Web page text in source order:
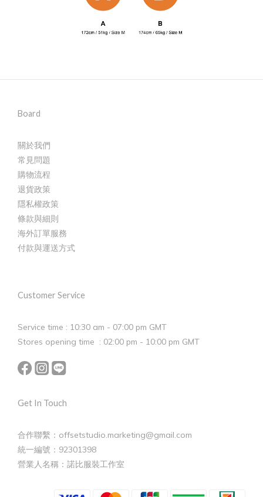
Board
關於我們
常見問題
購物流程
退貨政策
隱私權政策
條款與細則
海外訂單服務
付款與運送方式
Customer Service
Service time : 10:30 am - 07:00 pm GMT
Stores opening time : 02:00 pm - 10:00 pm GMT
Get In Touch
合作聯繫：offsetstudio.marketing@gmail.com
統一編號：92301398
營業人名稱：諾比服裝工作室